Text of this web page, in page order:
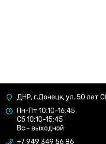
ДНР, г.Донецк, ул. 50 лет
Пн-Пт 10:10-16:45
Сб 10:10-15:45
Вс - выходной
+7 949 349 56 86